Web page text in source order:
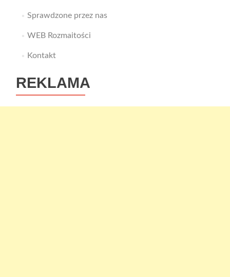
Sprawdzone przez nas
WEB Rozmaitości
Kontakt
REKLAMA